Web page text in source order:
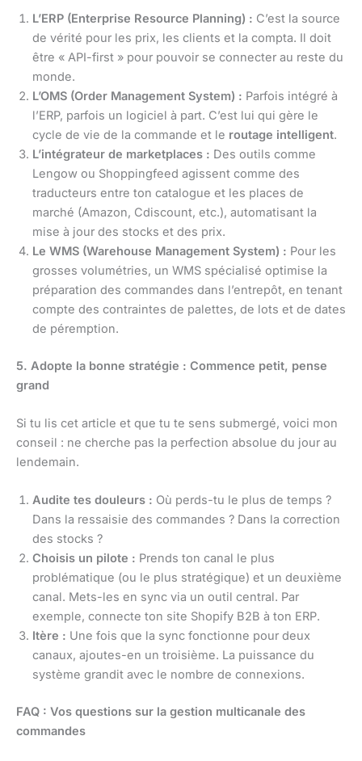
L’ERP (Enterprise Resource Planning) : C’est la source
de vérité pour les prix, les clients et la compta. Il doit
être « API-first » pour pouvoir se connecter au reste du
monde.
L’OMS (Order Management System) : Parfois intégré à
l’ERP, parfois un logiciel à part. C’est lui qui gère le
cycle de vie de la commande et le routage intelligent.
L’intégrateur de marketplaces : Des outils comme
Lengow ou Shoppingfeed agissent comme des
traducteurs entre ton catalogue et les places de
marché (Amazon, Cdiscount, etc.), automatisant la
mise à jour des stocks et des prix.
Le WMS (Warehouse Management System) : Pour les
grosses volumétries, un WMS spécialisé optimise la
préparation des commandes dans l’entrepôt, en tenant
compte des contraintes de palettes, de lots et de dates
de péremption.
5. Adopte la bonne stratégie : Commence petit, pense
grand
Si tu lis cet article et que tu te sens submergé, voici mon
conseil : ne cherche pas la perfection absolue du jour au
lendemain.
Audite tes douleurs : Où perds-tu le plus de temps ?
Dans la ressaisie des commandes ? Dans la correction
des stocks ?
Choisis un pilote : Prends ton canal le plus
problématique (ou le plus stratégique) et un deuxième
canal. Mets-les en sync via un outil central. Par
exemple, connecte ton site Shopify B2B à ton ERP.
Itère : Une fois que la sync fonctionne pour deux
canaux, ajoutes-en un troisième. La puissance du
système grandit avec le nombre de connexions.
FAQ : Vos questions sur la gestion multicanale des
commandes